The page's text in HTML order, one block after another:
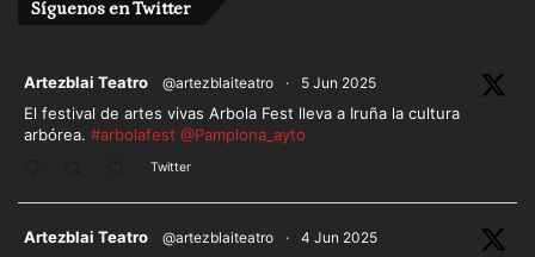
Síguenos en Twitter
Artezblai Teatro @artezblaiteatro · 5 Jun 2025
El festival de artes vivas Arbola Fest lleva a Iruña la cultura
arbórea. #arbolafest @Pamplona_ayto
Twitter
Artezblai Teatro @artezblaiteatro · 4 Jun 2025